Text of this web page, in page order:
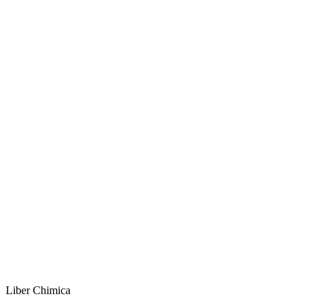
Liber Chimica